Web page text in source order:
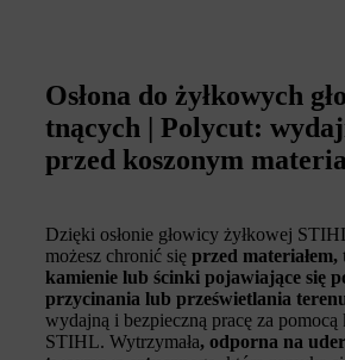
Osłona do żyłkowych
tnących | Polycut:
przed koszonym
Dzięki osłonie głowicy żyłkowej
możesz chronić się przed
kamienie lub ścinki pojawiające się
przycinania lub prześwietlania
wydajną i bezpieczną pracę za pomocą
STIHL. Wytrzymała, odporna na